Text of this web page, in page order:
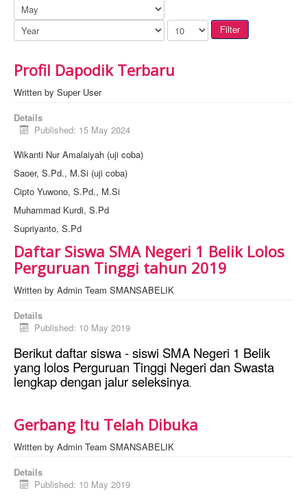
Filter
Profil Dapodik Terbaru
Written by Super User
Details
Published: 15 May 2024
Wikanti Nur Amalaiyah (uji coba)
Saoer, S.Pd., M.Si (uji coba)
Cipto Yuwono, S.Pd., M.Si
Muhammad Kurdi, S.Pd
Supriyanto, S.Pd
Daftar Siswa SMA Negeri 1 Belik Lolos
Perguruan Tinggi tahun 2019
Written by Admin Team SMANSABELIK
Details
Published: 10 May 2019
Berikut daftar siswa - siswi SMA Negeri 1 Belik
yang lolos Perguruan Tinggi Negeri dan Swasta
lengkap dengan jalur seleksinya.
Gerbang Itu Telah Dibuka
Written by Admin Team SMANSABELIK
Details
Published: 10 May 2019